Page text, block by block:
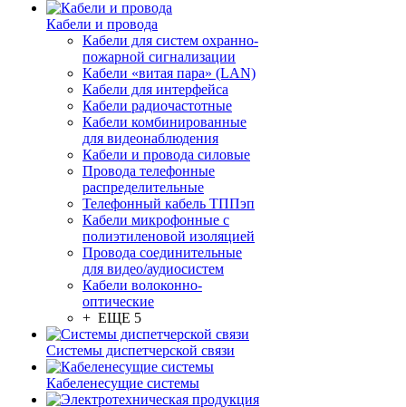
Кабели и провода
Кабели для систем охранно-
пожарной сигнализации
Кабели «витая пара» (LAN)
Кабели для интерфейса
Кабели радиочастотные
Кабели комбинированные
для видеонаблюдения
Кабели и провода силовые
Провода телефонные
распределительные
Телефонный кабель ТППэп
Кабели микрофонные с
полиэтиленовой изоляцией
Провода соединительные
для видео/аудиосистем
Кабели волоконно-
оптические
+ ЕЩЕ 5
Системы диспетчерской связи
Кабеленесущие системы